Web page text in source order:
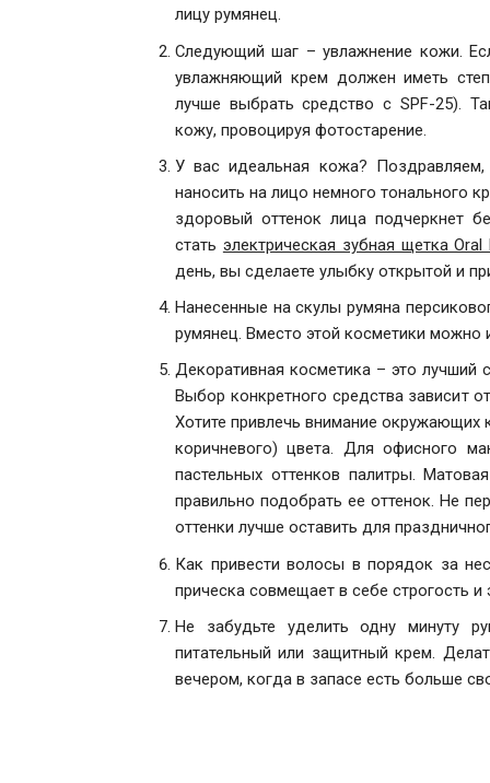
лицу румянец.
Следующий шаг – увлажнение кожи.
увлажняющий крем должен иметь
лучше выбрать средство с SPF-25).
кожу, провоцируя фотостарение.
У вас идеальная кожа?
наносить на лицо немного тонального
здоровый оттенок лица
стать электрическая зубная щетка Oral
день, вы сделаете улыбку открытой и
Нанесенные на скулы румяна
румянец. Вместо этой косметики можно
Декоративная косметика – это лучший
Выбор конкретного средства зависит
Хотите привлечь внимание окружающих
коричневого) цвета. Для офисного
пастельных оттенков палитры.
правильно подобрать ее оттенок. Не
оттенки лучше оставить для
Как привести волосы в порядок за
прическа совмещает в себе строгость и
Не забудьте уделить одну минуту
питательный или защитный крем.
вечером, когда в запасе есть больше